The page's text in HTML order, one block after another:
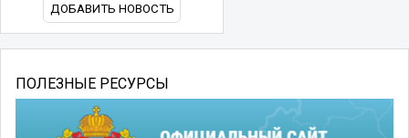
ДОБАВИТЬ НОВОСТЬ
ПОЛЕЗНЫЕ РЕСУРСЫ